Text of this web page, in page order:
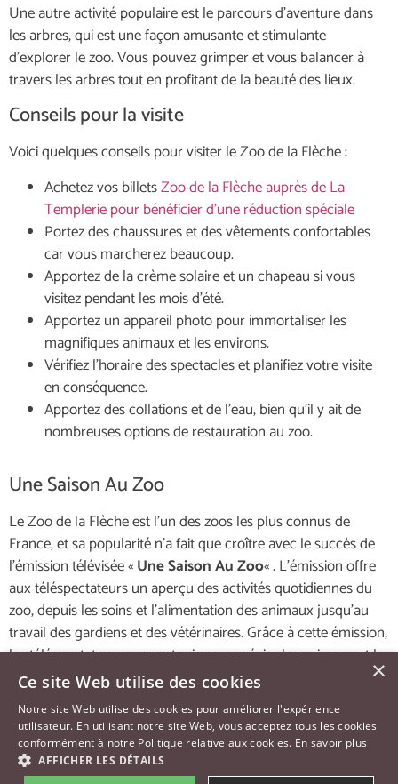
Une autre activité populaire est le parcours d’aventure dans
les arbres, qui est une façon amusante et stimulante
d’explorer le zoo. Vous pouvez grimper et vous balancer à
travers les arbres tout en profitant de la beauté des lieux.
Conseils pour la visite
Voici quelques conseils pour visiter le Zoo de la Flèche :
Achetez vos billetsZoo de la Flèche auprès de La
Templerie pour bénéficier d’une réduction spéciale
Portez des chaussures et des vêtements confortables
car vous marcherez beaucoup.
Apportez de la crème solaire et un chapeau si vous
visitez pendant les mois d’été.
Apportez un appareil photo pour immortaliser les
magnifiques animaux et les environs.
Vérifiez l’horaire des spectacles et planifiez votre visite
en conséquence.
Apportez des collations et de l’eau, bien qu’il y ait de
nombreuses options de restauration au zoo.
Une Saison Au Zoo
Le Zoo de la Flèche est l’un des zoos les plus connus de
France, et sa popularité n’a fait que croître avec le succès de
l’émission télévisée «Une Saison Au Zoo« . L’émission offre
aux téléspectateurs un aperçu des activités quotidiennes du
zoo, depuis les soins et l’alimentation des animaux jusqu’au
travail des gardiens et des vétérinaires. Grâce à cette émission,
les téléspectateurs peuvent mieux apprécier les animaux et le
dévouement nécessaire à la bonne marche d’un zoo. Pour
ceux qui prévoient de visiter le Zoo de la Flèche, regarder
« Une Saison Au Zoo » à l’avance peut fournir une perspective
unique et un aperçu des opérations du zoo et des animaux qui
l’habitent.
×
Ce site Web utilise des cookies
Notre site Web utilise des cookies pour améliorer l'expérience
utilisateur. En utilisant notre site Web, vous acceptez tous les cookies
conformément à notre Politique relative aux cookies. En savoir plus
AFFICHER LES DÉTAILS